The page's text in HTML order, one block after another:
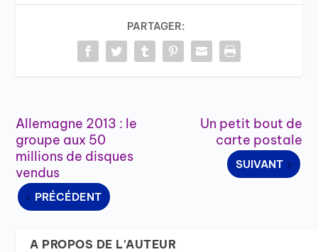
PARTAGER:
Allemagne 2013 : le
groupe aux 50
millions de disques
vendus
PRÉCÉDENT
Un petit bout de
carte postale
SUIVANT
A PROPOS DE L'AUTEUR